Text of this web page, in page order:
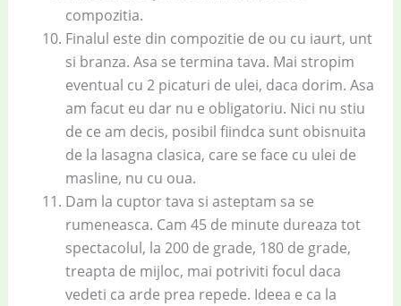
compozitia.
Finalul este din compozitie de ou cu iaurt, unt
si branza. Asa se termina tava. Mai stropim
eventual cu 2 picaturi de ulei, daca dorim. Asa
am facut eu dar nu e obligatoriu. Nici nu stiu
de ce am decis, posibil fiindca sunt obisnuita
de la lasagna clasica, care se face cu ulei de
masline, nu cu oua.
Dam la cuptor tava si asteptam sa se
rumeneasca. Cam 45 de minute dureaza tot
spectacolul, la 200 de grade, 180 de grade,
treapta de mijloc, mai potriviti focul daca
vedeti ca arde prea repede. Ideea e ca la